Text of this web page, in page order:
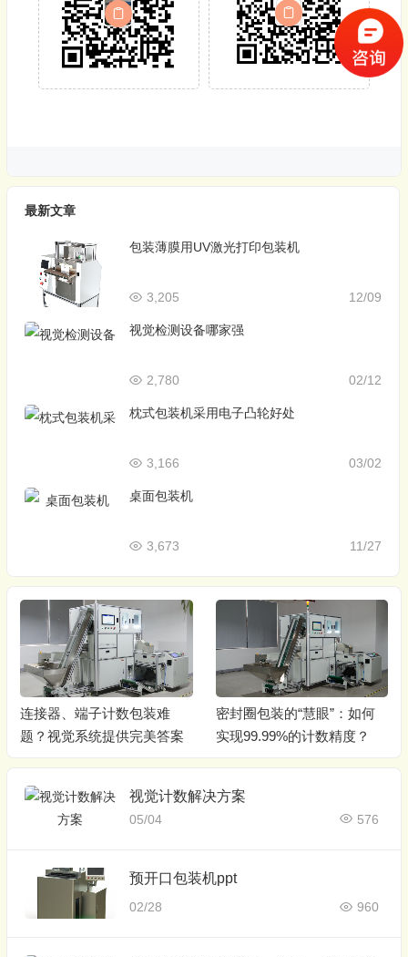
最新文章
包装薄膜用UV激光打印包装机
12/09
3,205
视觉检测设备哪家强
02/12
2,780
枕式包装机采用电子凸轮好处
03/02
3,166
桌面包装机
11/27
3,673
连接器、端子计数包装难
题？视觉系统提供完美答案
密封圈包装的“慧眼”：如何
实现99.99%的计数精度？
视觉计数解决方案
05/04 576
预开口包装机ppt
02/28 960